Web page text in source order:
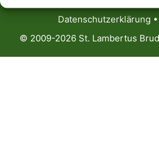
Datenschutzerklärung •
© 2009-2026 St. Lambertus